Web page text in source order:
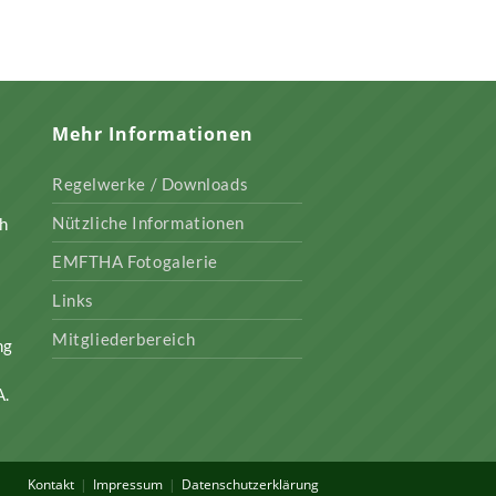
Mehr Informationen
Regelwerke / Downloads
Nützliche Informationen
EMFTHA Fotogalerie
Links
Mitgliederbereich
Kontakt Impressum Datenschutzerklärung